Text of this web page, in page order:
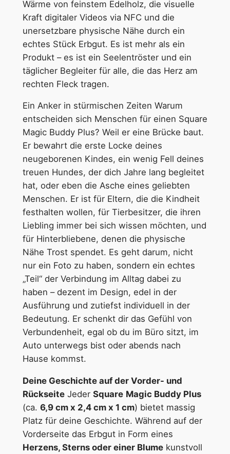
Wärme von feinstem Edelholz, die visuelle
Kraft digitaler Videos via NFC und die
unersetzbare physische Nähe durch ein
echtes Stück Erbgut. Es ist mehr als ein
Produkt – es ist ein Seelentröster und ein
täglicher Begleiter für alle, die das Herz am
rechten Fleck tragen.
Ein Anker in stürmischen Zeiten Warum
entscheiden sich Menschen für einen Square
Magic Buddy Plus? Weil er eine Brücke baut.
Er bewahrt die erste Locke deines
neugeborenen Kindes, ein wenig Fell deines
treuen Hundes, der dich Jahre lang begleitet
hat, oder eben die Asche eines geliebten
Menschen. Er ist für Eltern, die die Kindheit
festhalten wollen, für Tierbesitzer, die ihren
Liebling immer bei sich wissen möchten, und
für Hinterbliebene, denen die physische
Nähe Trost spendet. Es geht darum, nicht
nur ein Foto zu haben, sondern ein echtes
„Teil“ der Verbindung im Alltag dabei zu
haben – dezent im Design, edel in der
Ausführung und zutiefst individuell in der
Bedeutung. Er schenkt dir das Gefühl von
Verbundenheit, egal ob du im Büro sitzt, im
Auto unterwegs bist oder abends nach
Hause kommst.
Deine Geschichte auf der Vorder- und
RückseiteJeder Square Magic Buddy Plus
(ca. 6,9 cm x 2,4 cm x 1 cm) bietet massig
Platz für deine Geschichte. Während auf der
Vorderseite das Erbgut in Form eines
Herzens, Sterns oder einer Blumekunstvoll